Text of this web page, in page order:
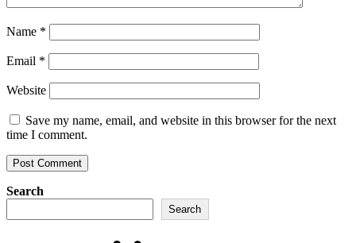
Name *
Email *
Website
Save my name, email, and website in this browser for the next
time I comment.
Search
Search